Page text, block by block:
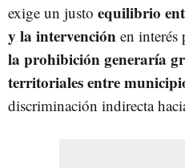
exige un justo equilibrio
y la intervención en
la prohibición generaría
territoriales entre
discriminación indirecta